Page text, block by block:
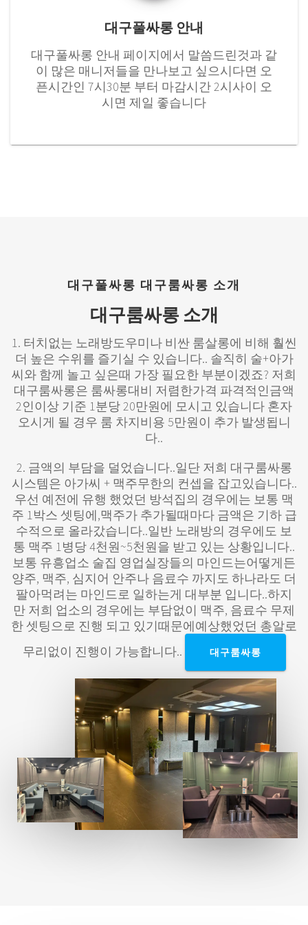
대구풀싸롱 안내
대구풀싸롱 안내 페이지에서 말씀드린것과 같
이 많은 매니저들을 만나보고 싶으시다면 오
픈시간인 7시30분 부터 마감시간 2시사이 오
시면 제일 좋습니다
대구풀싸롱 대구룸싸롱 소개
대구룸싸롱 소개
1. 터치없는 노래방도우미나 비싼 룸살롱에 비해 훨씬
더 높은 수위를 즐기실 수 있습니다.. 솔직히 술+아가
씨와 함께 놀고 싶은때 가장 필요한 부분이겠죠? 저희
대구룸싸롱은 룸싸롱대비 저렴한가격 파격적인금액
2인이상 기준 1분당 20만원에 모시고 있습니다 혼자
오시게 될 경우 룸 차지비용 5만원이 추가 발생됩니
다..​
2. 금액의 부담을 덜었습니다..일단 저희 대구룸싸롱
시스템은 아가씨 + 맥주무한의 컨셉을 잡고있습니다..
우선 예전에 유행 했었던 방석집의 경우에는 보통 맥
주 1박스 셋팅에,맥주가 추가될때마다 금액은 기하 급
수적으로 올라갔습니다..일반 노래방의 경우에도 보
통 맥주 1병당 4천원~5천원을 받고 있는 상황입니다..
보통 유흥업소 술집 영업실장들의 마인드는어떻게든
양주, 맥주, 심지어 안주나 음료수 까지도 하나라도 더
팔아먹려는 마인드로 일하는게 대부분 입니다..하지
만 저희 업소의 경우에는 부담없이 맥주, 음료수 무제
한 셋팅으로 진행 되고 있기때문에예상했었던 총알로
무리없이 진행이 가능합니다..
대구룸싸롱